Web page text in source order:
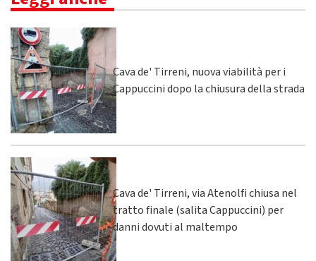
Cava de' Tirreni, nuova viabilità per i
Cappuccini dopo la chiusura della strada
Cava de' Tirreni, via Atenolfi chiusa nel
tratto finale (salita Cappuccini) per
danni dovuti al maltempo